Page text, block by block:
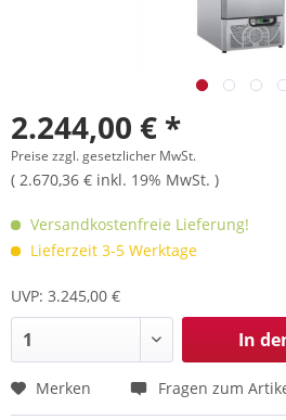
2.244,00 € *
Preise zzgl. gesetzlicher MwSt.
( 2.670,36 € inkl. 19% MwSt. )
Versandkostenfreie Lieferung!
Lieferzeit 3-5 Werktage
UVP: 3.245,00 €
In
Merken Fragen zum